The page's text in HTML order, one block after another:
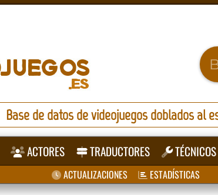
Base de datos de videojuegos doblados al
ACTORES TRADUCTORES TÉCNICOS
ACTUALIZACIONES ESTADÍSTICAS